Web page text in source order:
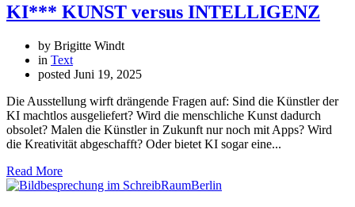
KI*** KUNST versus INTELLIGENZ
by Brigitte Windt
in Text
posted Juni 19, 2025
Die Ausstellung wirft drängende Fragen auf: Sind die Künstler der
KI machtlos ausgeliefert? Wird die menschliche Kunst dadurch
obsolet? Malen die Künstler in Zukunft nur noch mit Apps? Wird
die Kreativität abgeschafft? Oder bietet KI sogar eine...
Read More